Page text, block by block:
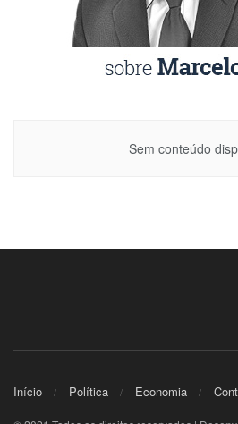
Sem conteúdo
Início Política Economia